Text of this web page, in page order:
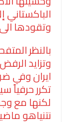
الباكستاني
وتقودها
بالنظر
وتزايد
ايران وفي
تكرر حرفياً
لكنها مع
نتنياهو